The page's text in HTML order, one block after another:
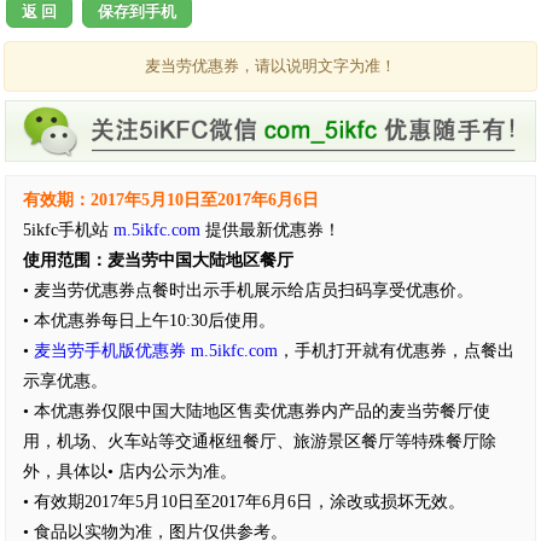
返 回 保存到手机
麦当劳优惠券，请以说明文字为准！
有效期：2017年5月10日至2017年6月6日
5ikfc手机站 m.5ikfc.com 提供最新优惠券！
使用范围：麦当劳中国大陆地区餐厅
• 麦当劳优惠券点餐时出示手机展示给店员扫码享受优惠价。
• 本优惠券每日上午10:30后使用。
• 麦当劳手机版优惠券 m.5ikfc.com ，手机打开就有优惠券，点餐出
示享优惠。
• 本优惠券仅限中国大陆地区售卖优惠券内产品的麦当劳餐厅使
用，机场、火车站等交通枢纽餐厅、旅游景区餐厅等特殊餐厅除
外，具体以• 店内公示为准。
• 有效期2017年5月10日至2017年6月6日，涂改或损坏无效。
• 食品以实物为准，图片仅供参考。